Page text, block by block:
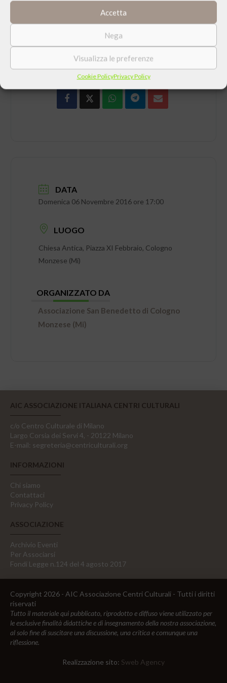
Accetta
Nega
Visualizza le preferenze
Cookie PolicyPrivacy Policy
CONDIVIDI QUESTO EVENTO
DATA
Domenica 06 Novembre 2016 ore 17:00
LUOGO
Chiesa Antica, Piazza XI Febbraio, Cologno
Monzese (Mi)
ORGANIZZATO DA
Associazione San Benedetto di Cologno
Monzese (Mi)
AIC ASSOCIAZIONE ITALIANA CENTRI CULTURALI
c/o Centro Culturale di Milano
Largo Corsia dei Servi 4, - 20122 Milano
E-mail: segreteria@centriculturali.org
INFORMAZIONI
Chi siamo
Contattaci
Privacy Policy
ASSOCIAZIONE
Archivio Eventi
Per Associarsi
Fondi Legge n.124 del 4 agosto 2017
Copyright 2026 - AIC Associazione Centri Culturali - Tutti i diritti
riservati
Tutto il materiale qui pubblicato, riprodotto e diffuso viene utilizzato per
le esclusive finalità didattiche e di insegnamento della nostra associazione,
al solo fine di suscitare una discussione, una critica e comunque una
riflessione.
Realizzazione sito: Sweb Agency